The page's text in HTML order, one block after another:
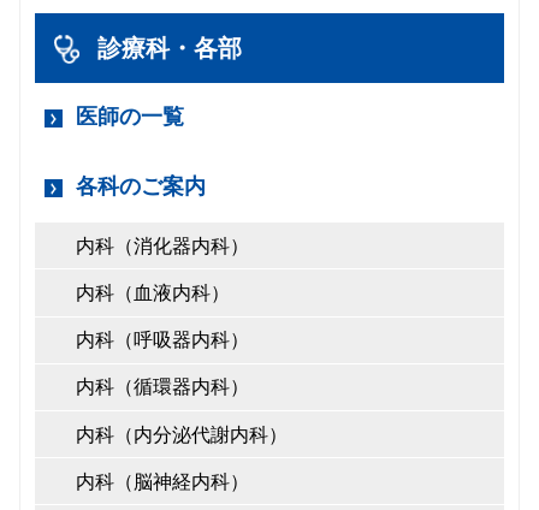
診療科・各部
医師の一覧
各科のご案内
内科（消化器内科）
内科（血液内科）
内科（呼吸器内科）
内科（循環器内科）
内科（内分泌代謝内科）
内科（脳神経内科）